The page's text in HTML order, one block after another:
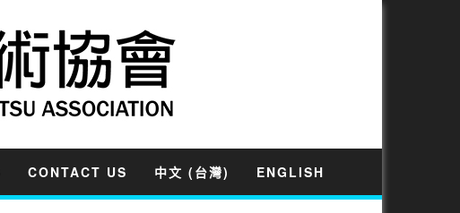
CONTACT US 中文 (台灣) ENGLISH